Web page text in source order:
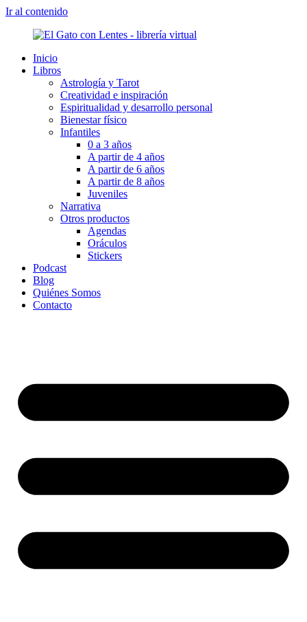
Ir al contenido
Inicio
Libros
Astrología y Tarot
Creatividad e inspiración
Espiritualidad y desarrollo personal
Bienestar físico
Infantiles
0 a 3 años
A partir de 4 años
A partir de 6 años
A partir de 8 años
Juveniles
Narrativa
Otros productos
Agendas
Oráculos
Stickers
Podcast
Blog
Quiénes Somos
Contacto